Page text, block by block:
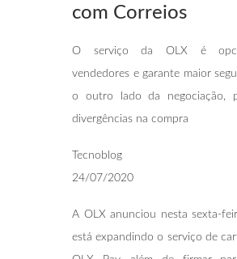
com Correios
O serviço da OLX é
vendedores e garante maior
o outro lado da negociação,
divergências na compra
Tecnoblog
24/07/2020
A OLX anunciou nesta sexta-
está expandindo o serviço de